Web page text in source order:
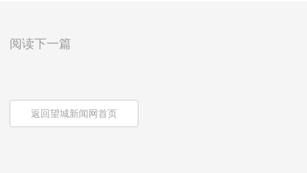
阅读下一篇
返回望城新闻网首页